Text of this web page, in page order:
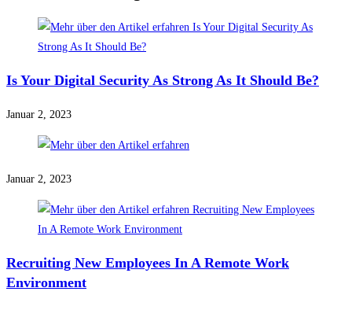
Is Your Digital Security As Strong As It Should Be?
Januar 2, 2023
Januar 2, 2023
Recruiting New Employees In A Remote Work
Environment